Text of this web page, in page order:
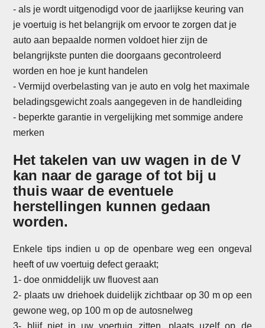
- als je wordt uitgenodigd voor de jaarlijkse keuring van
je voertuig is het belangrijk om ervoor te zorgen dat je
auto aan bepaalde normen voldoet hier zijn de
belangrijkste punten die doorgaans gecontroleerd
worden en hoe je kunt handelen
-Vermijd overbelasting van je auto en volg het maximale
beladingsgewicht zoals aangegeven in de handleiding
- beperkte garantie in vergelijking met sommige andere
merken
Het takelen van uw wagen in de V
kan naar de garage of tot bij u
thuis waar de eventuele
herstellingen kunnen gedaan
worden.
Enkele tips indien u op de openbare weg een ongeval
heeft of uw voertuig defect geraakt;
1- doe onmiddelijk uw fluovest aan
2- plaats uw driehoek duidelijk zichtbaar op 30 m op een
gewone weg, op 100 m op de autosnelweg
3- blijf niet in uw voertuig zitten, plaats uzelf op de